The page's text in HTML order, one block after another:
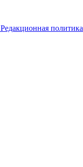
Редакционная политика